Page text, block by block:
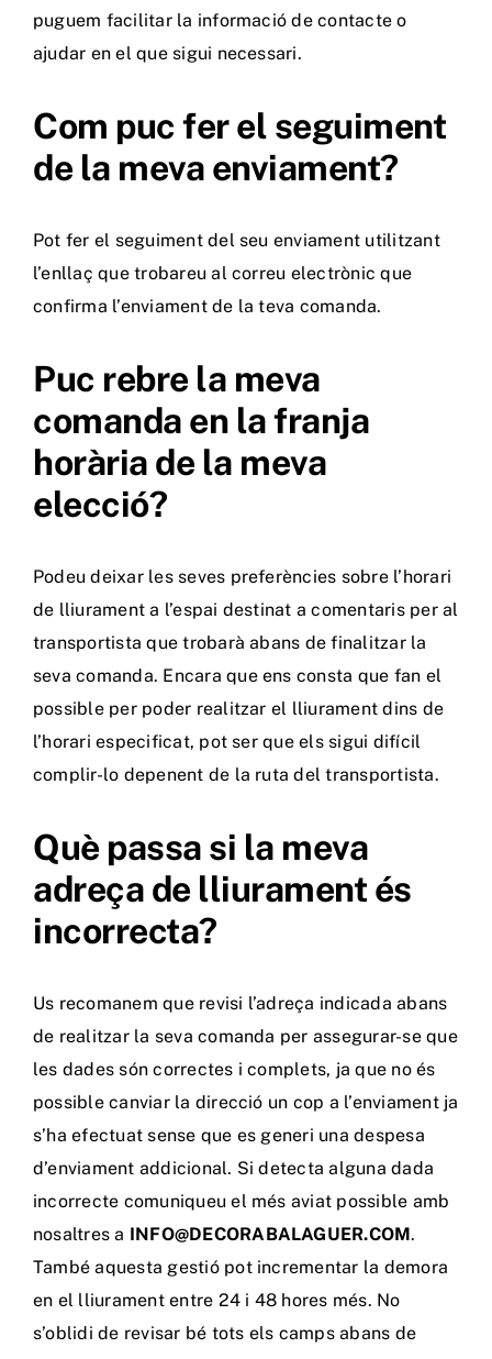
puguem facilitar la informació de contacte o
ajudar en el que sigui necessari.
Com puc fer el seguiment
de la meva enviament?
Pot fer el seguiment del seu enviament utilitzant
l’enllaç que trobareu al correu electrònic que
confirma l’enviament de la teva comanda.
Puc rebre la meva
comanda en la franja
horària de la meva
elecció?
Podeu deixar les seves preferències sobre l’horari
de lliurament a l’espai destinat a comentaris per al
transportista que trobarà abans de finalitzar la
seva comanda. Encara que ens consta que fan el
possible per poder realitzar el lliurament dins de
l’horari especificat, pot ser que els sigui difícil
complir-lo depenent de la ruta del transportista.
Què passa si la meva
adreça de lliurament és
incorrecta?
Us recomanem que revisi l’adreça indicada abans
de realitzar la seva comanda per assegurar-se que
les dades són correctes i complets, ja que no és
possible canviar la direcció un cop a l’enviament ja
s’ha efectuat sense que es generi una despesa
d’enviament addicional. Si detecta alguna dada
incorrecte comuniqueu el més aviat possible amb
nosaltres a INFO@DECORABALAGUER.COM.
També aquesta gestió pot incrementar la demora
en el lliurament entre 24 i 48 hores més. No
s’oblidi de revisar bé tots els camps abans de